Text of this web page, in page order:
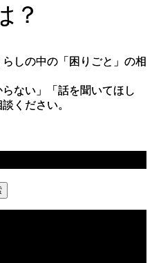
？
しの中の「困りごと」の相
ない」「話を聞いてほし
ください。